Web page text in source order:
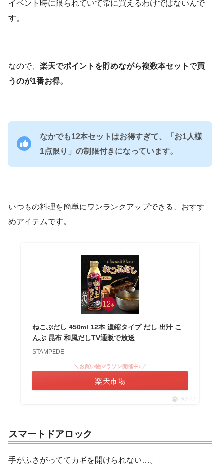
イベント時に限られていて常に買えるわけではないんで
す。
なので、 楽天でポイントを貯めながら複数本セットで買
うのが1番お得。
なかでも12本セットはお得すぎて、「お1人様
1点限り」の制限付きになっています。
いつもの料理を簡単にワンランクアップできる、おすす
めアイテムです。
ねこぶだし 450ml 12本 濃縮タイプ だし 出汁 こ
んぶ 昆布 和風だしTV通販で放送
STAMPEDE
＼お買い物マラソン開催中♪／
楽天市場
ポチップ
スマートドアロック
手がふさがっててカギを開けられない…。